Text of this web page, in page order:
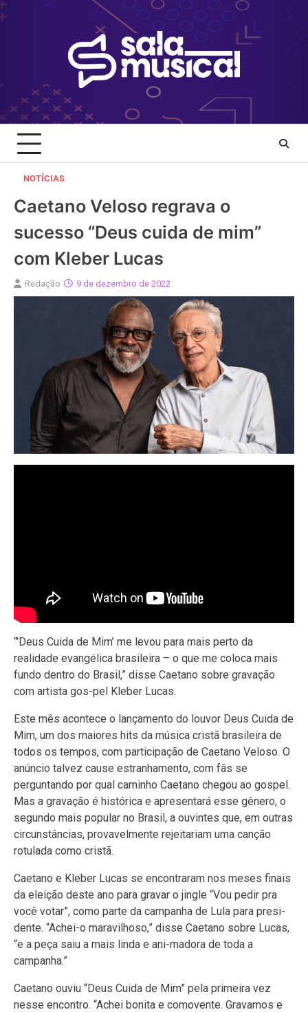
Skip
to
NOTÍCIAS
Caetano Veloso regrava o
sucesso “Deus cuida de mim”
com Kleber Lucas
Redação 9 de dezembro de 2022
“’Deus Cuida de Mim’ me levou para mais perto da
realidade evangélica brasileira – o que me coloca mais
fundo dentro do Brasil,” disse Caetano sobre gravação
com artista gos-pel Kleber Lucas.
Este mês acontece o lançamento do louvor Deus Cuida de
Mim, um dos maiores hits da música cristã brasileira de
todos os tempos, com participação de Caetano Veloso. O
anúncio talvez cause estranhamento, com fãs se
perguntando por qual caminho Caetano chegou ao gospel.
Mas a gravação é histórica e apresentará esse gênero, o
segundo mais popular no Brasil, a ouvintes que, em outras
circunstâncias, provavelmente rejeitariam uma canção
rotulada como cristã.
Caetano e Kleber Lucas se encontraram nos meses finais
da eleição deste ano para gravar o jingle “Vou pedir pra
você votar”, como parte da campanha de Lula para presi-
dente. “Achei-o maravilhoso,” disse Caetano sobre Lucas,
“e a peça saiu a mais linda e ani-madora de toda a
campanha.”
Caetano ouviu “Deus Cuida de Mim” pela primeira vez
nesse encontro. “Achei bonita e comovente. Gravamos e